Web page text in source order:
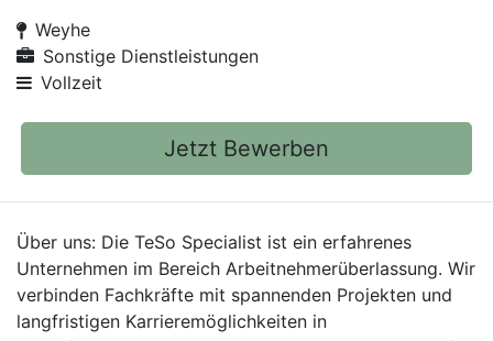
Weyhe
Sonstige Dienstleistungen
Vollzeit
Jetzt Bewerben
Über uns: Die TeSo Specialist ist ein erfahrenes
Unternehmen im Bereich Arbeitnehmerüberlassung. Wir
verbinden Fachkräfte mit spannenden Projekten und
langfristigen Karrieremöglichkeiten in